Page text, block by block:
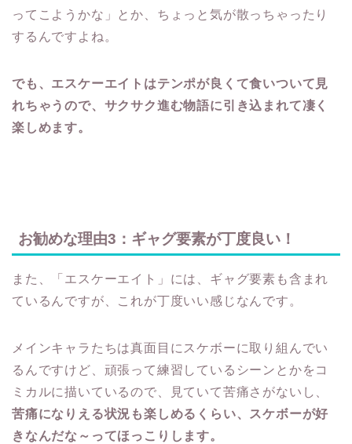
ってこようかな」とか、ちょっと気が散っちゃったり
するんですよね。
でも、エスケーエイトはテンポが良くて食いついて見
れちゃうので、サクサク進む物語に引き込まれて凄く
楽しめます。
お勧めな理由3：ギャグ要素が丁度良い！
また、「エスケーエイト」には、ギャグ要素も含まれ
ているんですが、これが丁度いい感じなんです。
メインキャラたちは真面目にスケボーに取り組んでい
るんですけど、頑張って練習しているシーンとかをコ
ミカルに描いているので、見ていて苦痛さがないし、
苦痛になりえる状況も楽しめるくらい、スケボーが好
きなんだな～ってほっこりします。